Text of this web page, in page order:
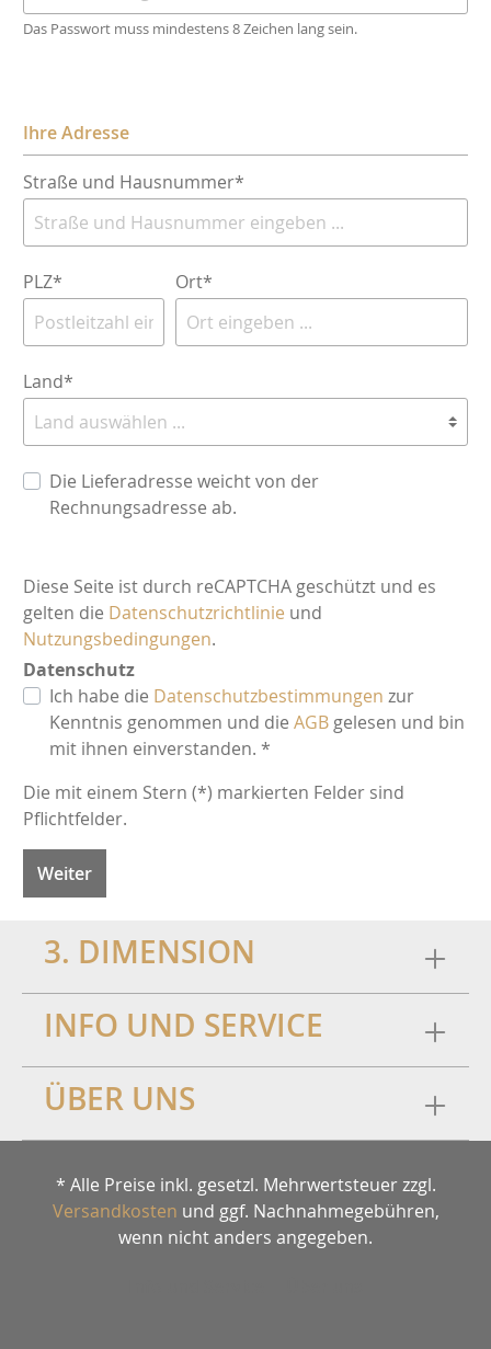
Das Passwort muss mindestens 8 Zeichen lang sein.
Ihre Adresse
Straße und Hausnummer*
PLZ* Ort*
Land*
Die Lieferadresse weicht von der
Rechnungsadresse ab.
Diese Seite ist durch reCAPTCHA geschützt und es
gelten die Datenschutzrichtlinie und
Nutzungsbedingungen.
Datenschutz
Ich habe die Datenschutzbestimmungen zur
Kenntnis genommen und die AGB gelesen und bin
mit ihnen einverstanden. *
Die mit einem Stern (*) markierten Felder sind
Pflichtfelder.
Weiter
3. DIMENSION
INFO UND SERVICE
ÜBER UNS
* Alle Preise inkl. gesetzl. Mehrwertsteuer zzgl.
Versandkosten und ggf. Nachnahmegebühren,
wenn nicht anders angegeben.